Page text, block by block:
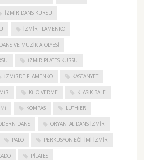
IZMIR DANS KURSU
IZMIR FLAMENKO
VE MÜZIK ATÖLYESI
İZMIR PLATES KURSU
IZMIRDE FLAMENKO KASTANYET
KILO VERME KLASIK BALE
KOMPAS LUTHIER
DANS ORYANTAL DANS İZMIR
PALO PERKÜSYON EĞITIMI İZMIR
PILATES